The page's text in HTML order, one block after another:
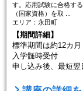
す。応用試験に合格す
（国家資格）を取 ...
エリア：永田町
【期間詳細】
標準期間は約12カ月
入学髄時受付
申し込み後、最短
【日時詳細】